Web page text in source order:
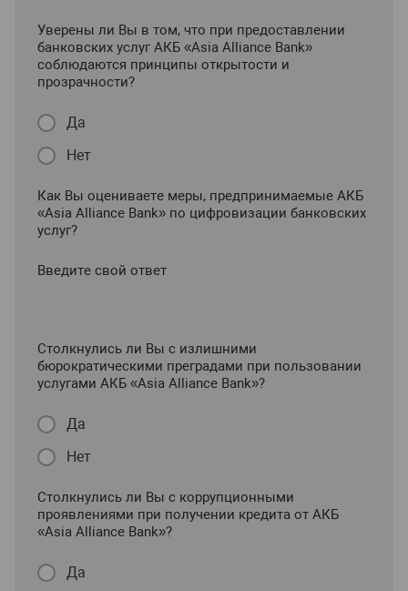
Уверены ли Вы в том, что при предоставлении
банковских услуг АКБ «Asia Alliance Bank»
соблюдаются принципы открытости и
прозрачности?
Да
Нет
Как Вы оцениваете меры, предпринимаемые АКБ
«Asia Alliance Bank» по цифровизации банковских
услуг?
Введите свой ответ
Столкнулись ли Вы с излишними
бюрократическими преградами при пользовании
услугами АКБ «Asia Alliance Bank»?
Да
Нет
Столкнулись ли Вы с коррупционными
проявлениями при получении кредита от АКБ
«Asia Alliance Bank»?
Да